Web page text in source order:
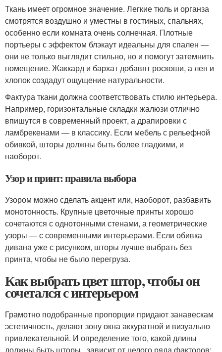
Ткань имеет огромное значение. Легкие тюль и органза
смотрятся воздушно и уместны в гостиных, спальнях,
особенно если комната очень солнечная. Плотные
портьеры с эффектом блэкаут идеальны для спален —
они не только выглядит стильно, но и помогут затемнить
помещение. Жаккард и бархат добавят роскоши, а лен и
хлопок создадут ощущение натуральности.
Фактура ткани должна соответствовать стилю интерьера.
Например, горизонтальные складки жалюзи отлично
впишутся в современный проект, а драпировки с
ламбрекенами — в классику. Если мебель с рельефной
обивкой, шторы должны быть более гладкими, и
наоборот.
Узор и принт: правила выбора
Узором можно сделать акцент или, наоборот, разбавить
монотонность. Крупные цветочные принты хорошо
сочетаются с однотонными стенами, а геометрические
узоры — с современными интерьерами. Если обивка
дивана уже с рисунком, шторы лучше выбрать без
принта, чтобы не было перегруза.
Как выбрать цвет штор, чтобы он
сочетался с интерьером
Грамотно подобранные пропорции придают занавескам
эстетичность, делают зону окна аккуратной и визуально
привлекательной. И определение того, какой длины